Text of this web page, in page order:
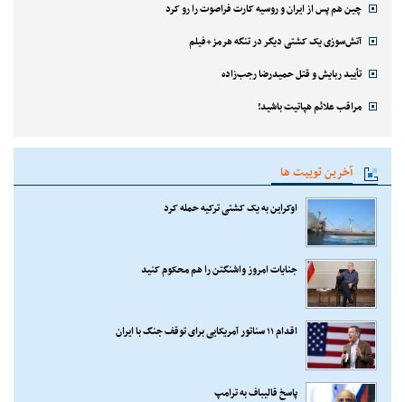
چین هم پس از ایران و روسیه کارت فراصوت را رو کرد
آتش‌سوزی یک کشتی دیگر در تنگه هرمز+فیلم
تأیید ربایش و قتل حمیدرضا رجب‌زاده
مراقب علائم هپاتیت باشید!
آخرین توییت ها
اوکراین به یک کشتی ترکیه حمله کرد
جنایات امروز واشنگتن را هم محکوم کنید
اقدام ۱۱ سناتور آمریکایی برای توقف جنگ با ایران
پاسخ قالیباف به ترامپ